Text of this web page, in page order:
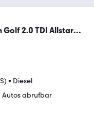
Golf 2.0 TDI Allstar
XENON*Winterpak
• Diesel
abrufbar